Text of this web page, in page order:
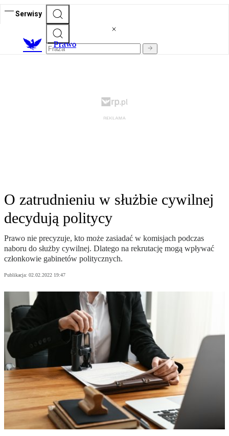
Serwisy
Prawo
O zatrudnieniu w służbie cywilnej
decydują politycy
Prawo nie precyzuje, kto może zasiadać w komisjach podczas
naboru do służby cywilnej. Dlatego na rekrutację mogą wpływać
członkowie gabinetów politycznych.
Publikacja: 02.02.2022 19:47